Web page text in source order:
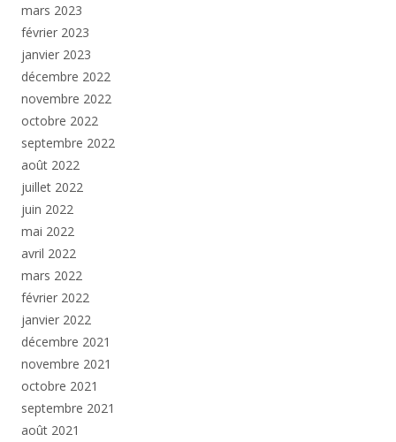
mars 2023
février 2023
janvier 2023
décembre 2022
novembre 2022
octobre 2022
septembre 2022
août 2022
juillet 2022
juin 2022
mai 2022
avril 2022
mars 2022
février 2022
janvier 2022
décembre 2021
novembre 2021
octobre 2021
septembre 2021
août 2021